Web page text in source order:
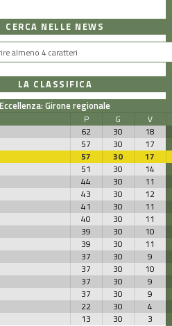
CERCA NELLE NEWS
LA CLASSIFICA
Eccellenza: Girone regionale
P G
V
62 30
18
57 30
17
57 30
17
51 30
14
44 30
11
43 30
12
41 30
11
40 30
11
39 30
10
39 30
11
37 30
9
37 30
10
37 30
9
37 30
9
22 30
4
13 30 3